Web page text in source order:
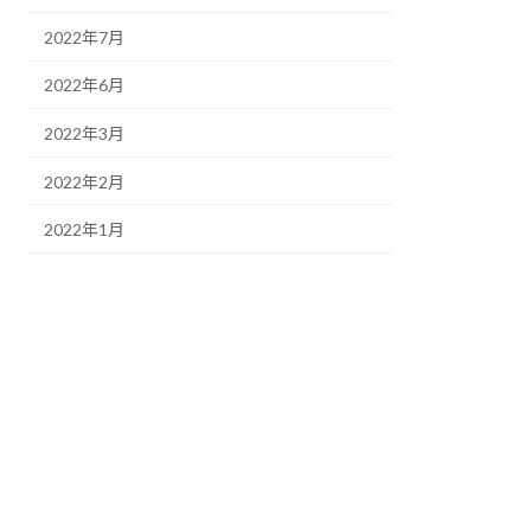
2022年7月
2022年6月
2022年3月
2022年2月
2022年1月